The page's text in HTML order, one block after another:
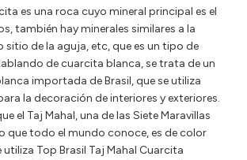
es una roca cuyo mineral principal es el
también hay minerales similares a la
sitio de la aguja, etc, que es un tipo de
de cuarcita blanca, se trata de un
importada de Brasil, que se utiliza
la decoración de interiores y exteriores.
el Taj Mahal, una de las Siete Maravillas
que todo el mundo conoce, es de color
utiliza Top Brasil Taj Mahal Cuarcita